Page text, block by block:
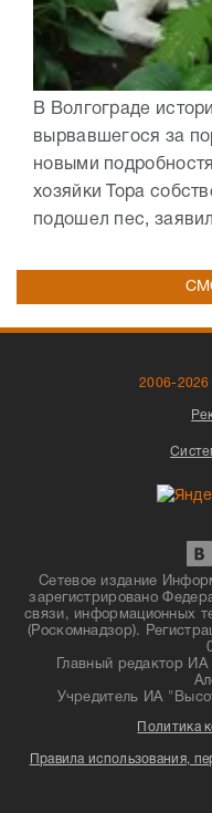
В Волгограде
вырвавшегося за
новыми
хозяйки Тора
подошел пес,
2006-
Сетевое издание
зарегистрировано
связи, информационных
(Роскомнадзор).
Главный редактор
Учредитель ИА
Политика
Правила использования,